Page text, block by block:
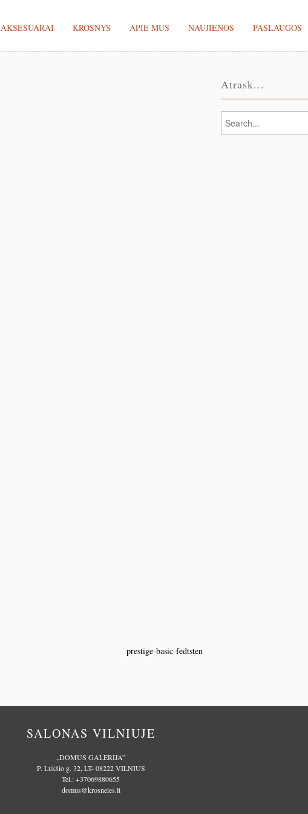
AKSESUARAI KROSNYS APIE MUS NAUJIENOS PASLAUGOS
prestige-basic-fedtsten
Atrask...
SALONAS VILNIUJE
„DOMUS GALERIJA”
P. Lukšio g. 32, LT- 08222 VILNIUS
Tel.:+37069880655
domus@krosneles.lt